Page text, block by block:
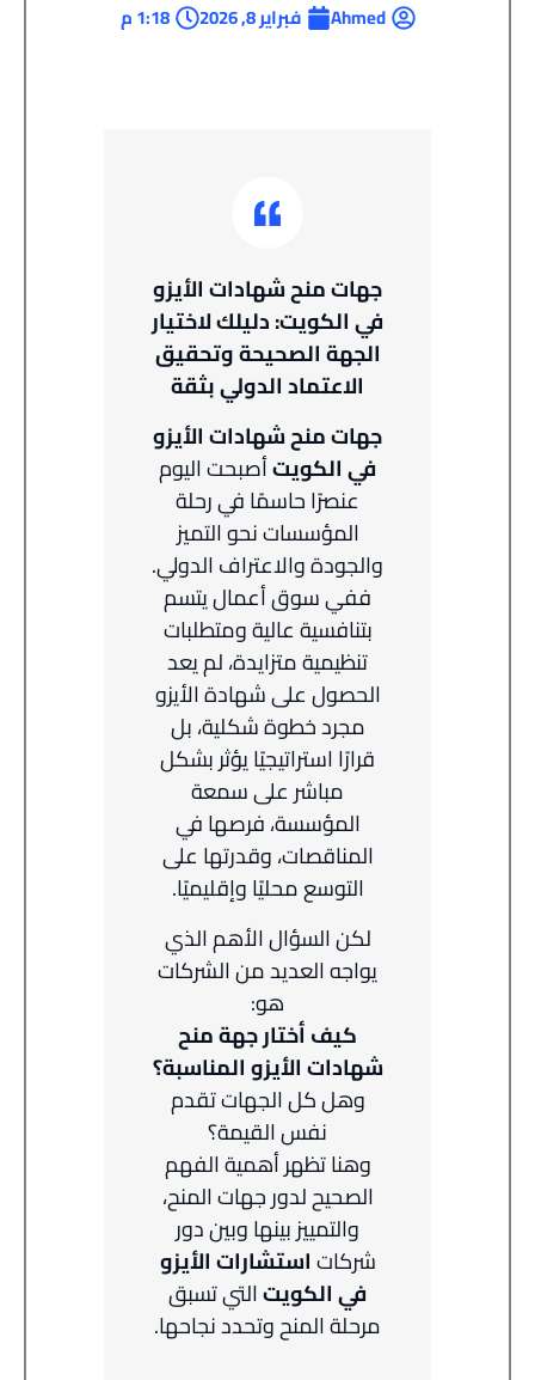
Ahmed فبراير 8, 2026 1:18 م
جهات منح شهادات الأيزو
في الكويت: دليلك لاختيار
الجهة الصحيحة وتحقيق
الاعتماد الدولي بثقة
جهات منح شهادات الأيزو
في الكويتأصبحت اليوم
عنصرًا حاسمًا في رحلة
المؤسسات نحو التميز
والجودة والاعتراف الدولي.
ففي سوق أعمال يتسم
بتنافسية عالية ومتطلبات
تنظيمية متزايدة، لم يعد
الحصول على شهادة الأيزو
مجرد خطوة شكلية، بل
قرارًا استراتيجيًا يؤثر بشكل
مباشر على سمعة
المؤسسة، فرصها في
المناقصات، وقدرتها على
التوسع محليًا وإقليميًا.
لكن السؤال الأهم الذي
يواجه العديد من الشركات
هو:
كيف أختار جهة منح
شهادات الأيزو المناسبة؟
وهل كل الجهات تقدم
نفس القيمة؟
وهنا تظهر أهمية الفهم
الصحيح لدور جهات المنح،
والتمييز بينها وبين دور
شركاتاستشارات الأيزو
في الكويتالتي تسبق
مرحلة المنح وتحدد نجاحها.